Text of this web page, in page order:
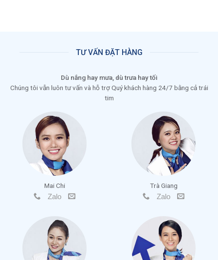
TƯ VẤN ĐẶT HÀNG
Dù nắng hay mưa, dù trưa hay tối
Chúng tôi vẫn luôn tư vấn và hỗ trợ Quý khách hàng 24/7 bằng cả trái
tim
Mai Chi
Zalo
Trà Giang
Zalo